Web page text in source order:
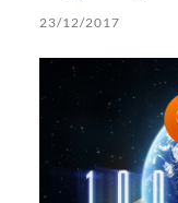
23/12/2017